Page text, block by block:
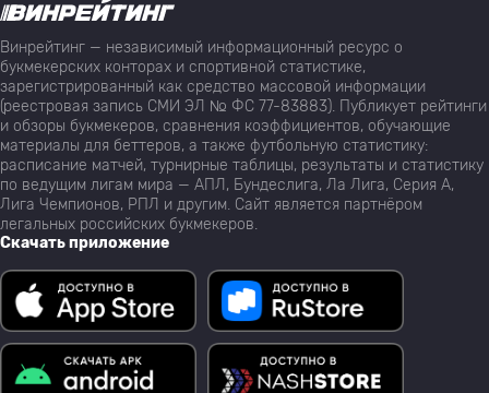
Винрейтинг — независимый информационный ресурс о
букмекерских конторах и спортивной статистике,
зарегистрированный как средство массовой информации
(реестровая запись СМИ ЭЛ № ФС 77-83883). Публикует рейтинги
и обзоры букмекеров, сравнения коэффициентов, обучающие
материалы для беттеров, а также футбольную статистику:
расписание матчей, турнирные таблицы, результаты и статистику
по ведущим лигам мира — АПЛ, Бундеслига, Ла Лига, Серия А,
Лига Чемпионов, РПЛ и другим. Сайт является партнёром
легальных российских букмекеров.
Скачать приложение